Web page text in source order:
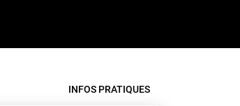
INFOS PRATIQUES